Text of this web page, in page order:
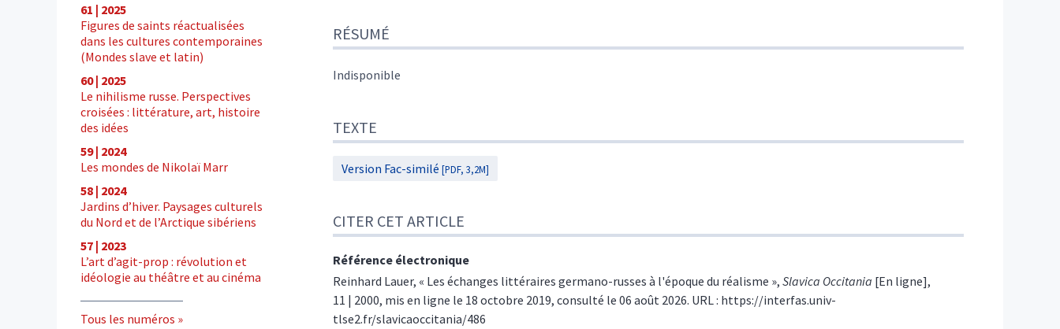
61 | 2025
Figures de saints réactualisées
dans les cultures contemporaines
(Mondes slave et latin)
60 | 2025
Le nihilisme russe. Perspectives
croisées : littérature, art, histoire
des idées
59 | 2024
Les mondes de Nikolaï Marr
58 | 2024
Jardins d’hiver. Paysages culturels
du Nord et de l’Arctique sibériens
57 | 2023
L’art d’agit-prop : révolution et
idéologie au théâtre et au cinéma
Tous les numéros
Texte
Citer cet article
Auteur
RÉSUMÉ
Indisponible
TEXTE
Version Fac-similé [PDF, 3,2M]
CITER CET ARTICLE
Référence électronique
Reinhard Lauer, « Les échanges littéraires germano-russes à l'époque du réalisme », Slavica Occitania [En ligne],
11 | 2000, mis en ligne le 18 octobre 2019, consulté le 06 août 2026. URL : https://interfas.univ-
tlse2.fr/slavicaoccitania/486